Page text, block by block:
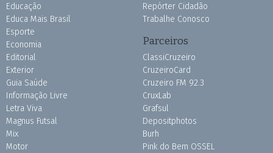
Educação
Educa Mais Brasil
Esporte
Economia
Editorial
Exterior
Guia Saúde
Informação Livre
Letra Viva
Magnus Futsal
Mix
Motor
Repórter Cidadão
Trabalhe Conosco
Parceiros
ClassiCruzeiro
CruzeiroCard
Cruzeiro FM 92.3
CruxLab
Grafsul
Depositphotos
Burh
Pink do Bem OSSEL